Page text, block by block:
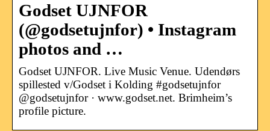
Godset UJNFOR
(@godsetujnfor) • Instagram
photos and …
Godset UJNFOR. Live Music Venue. Udendørs
spillested v/Godset i Kolding #godsetujnfor
@godsetujnfor · www.godset.net. Brimheim’s
profile picture.